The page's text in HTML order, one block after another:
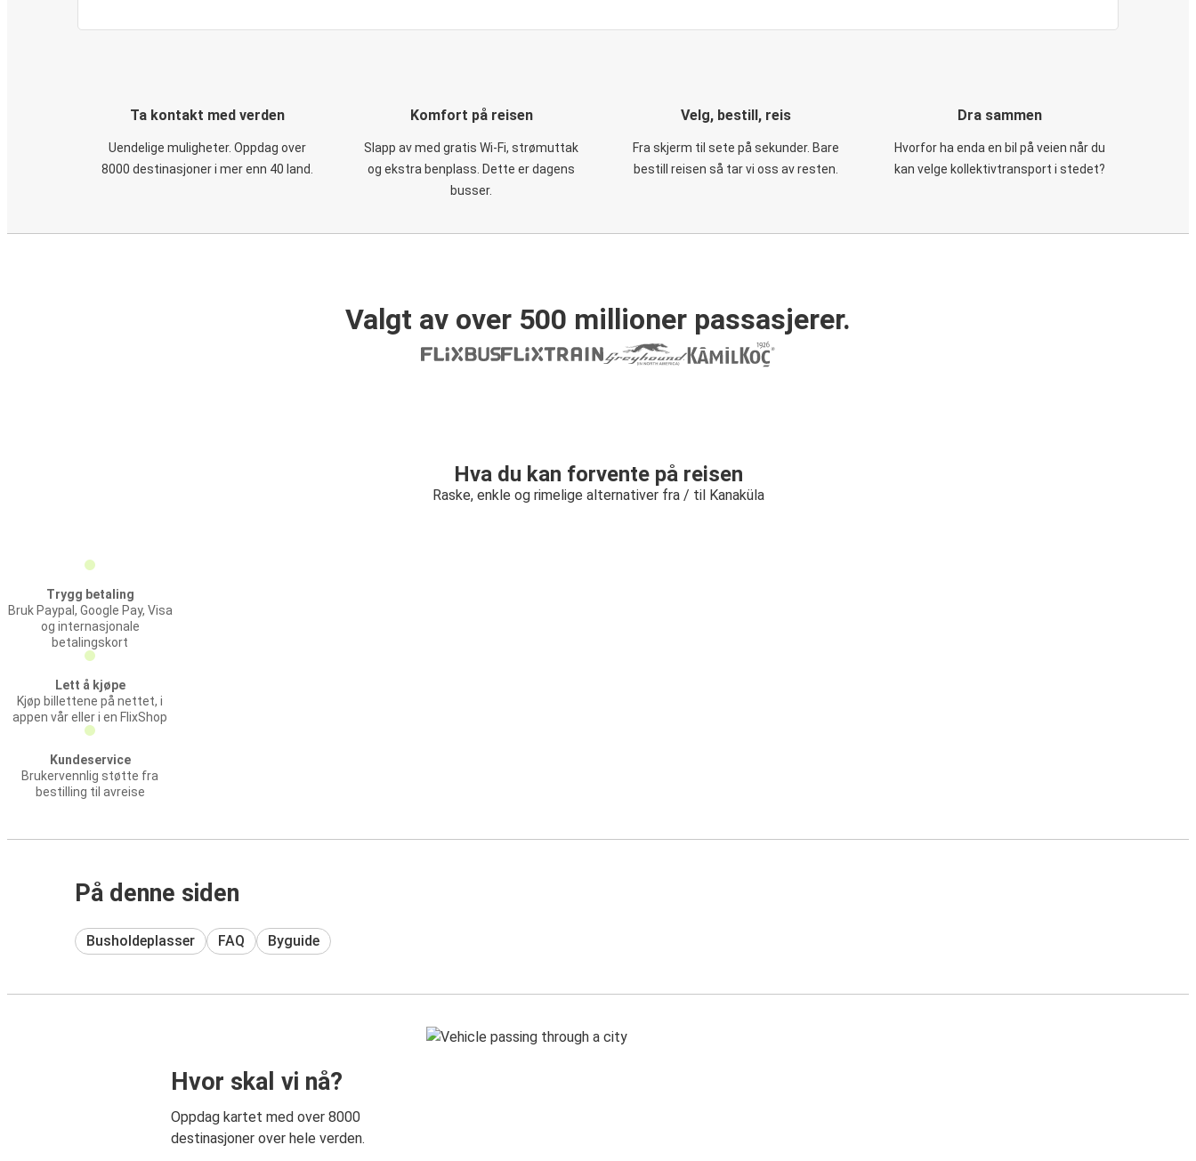
Ta kontakt med verden
Uendelige muligheter. Oppdag over
8000 destinasjoner i mer enn 40 land.
Komfort på reisen
Slapp av med gratis Wi-Fi, strømuttak
og ekstra benplass. Dette er dagens
busser.
Velg, bestill, reis
Fra skjerm til sete på sekunder. Bare
bestill reisen så tar vi oss av resten.
Dra sammen
Hvorfor ha enda en bil på veien når du
kan velge kollektivtransport i stedet?
Valgt av over 500 millioner passasjerer.
Hva du kan forvente på reisen
Raske, enkle og rimelige alternativer fra / til Kanaküla
Trygg betaling
Bruk Paypal, Google Pay, Visa
og internasjonale
betalingskort
Lett å kjøpe
Kjøp billettene på nettet, i
appen vår eller i en FlixShop
Kundeservice
Brukervennlig støtte fra
bestilling til avreise
På denne siden
Busholdeplasser FAQ Byguide
Hvor skal vi nå?
Oppdag kartet med over 8000
destinasjoner over hele verden.